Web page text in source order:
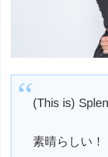
(This is)
素晴らしい！